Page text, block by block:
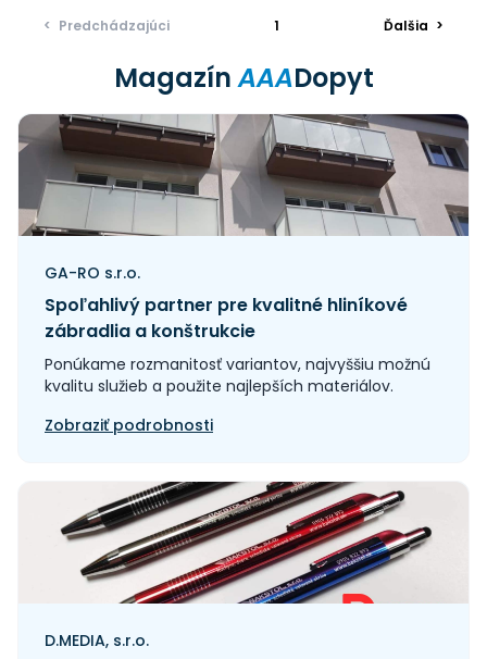
< Predchádzajúci 1 Ďalšia >
MagazínAAADopyt
GA-RO s.r.o.
Spoľahlivý partner pre kvalitné hliníkové
zábradlia a konštrukcie
Ponúkame rozmanitosť variantov, najvyššiu možnú
kvalitu služieb a použite najlepších materiálov.
Zobraziť podrobnosti
D.MEDIA, s.r.o.